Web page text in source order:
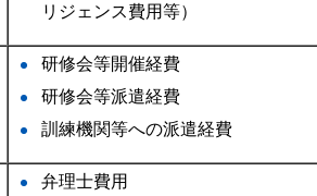
リジェンス費用等）
研修会等開催経費
研修会等派遣経費
訓練機関等への派遣経費
弁理士費用